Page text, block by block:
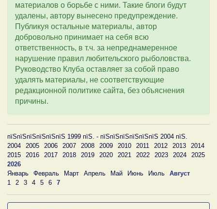
материалов о борьбе с ними. Такие блоги будут
удалены, автору вынесено предупреждение.
Публикуя остальные материалы, автор
добровольно принимает на себя всю
ответственность, в т.ч. за непреднамеренное
нарушение правил любительского рыболовства.
Руководство Клуба оставляет за собой право
удалять материалы, не соответствующие
редакционной политике сайта, без объяснения
причины.
пїЅпїЅпїЅпїЅпїЅпїЅ 1999 пїЅ. - пїЅпїЅпїЅпїЅпїЅпїЅ 2004 пїЅ.
2004
2005 2006 2007 2008 2009 2010 2011 2012 2013
2014
2015
2016 2017 2018 2019 2020 2021 2022 2023 2024
2025
2026
Январь
Февраль Март Апрель Май Июнь Июль
Август
1
2 3 4 5 6 7